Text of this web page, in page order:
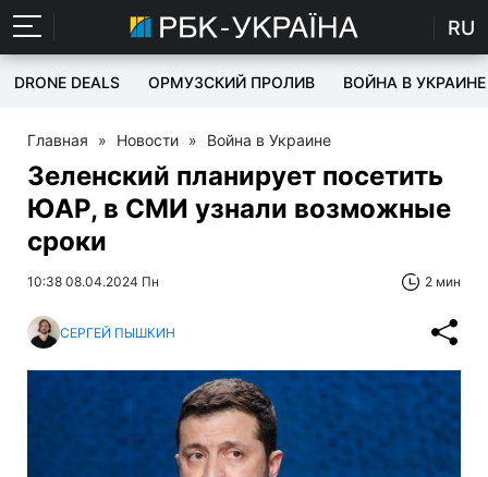
RU
DRONE DEALS ОРМУЗСКИЙ ПРОЛИВ ВОЙНА В УКРАИНЕ
Главная » Новости » Война в Украине
Зеленский планирует посетить
ЮАР, в СМИ узнали возможные
сроки
10:38 08.04.2024 Пн 2 мин
СЕРГЕЙ ПЫШКИН